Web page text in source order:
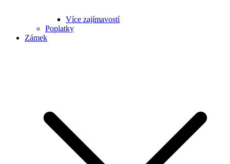
Více zajímavostí
Poplatky
Zámek